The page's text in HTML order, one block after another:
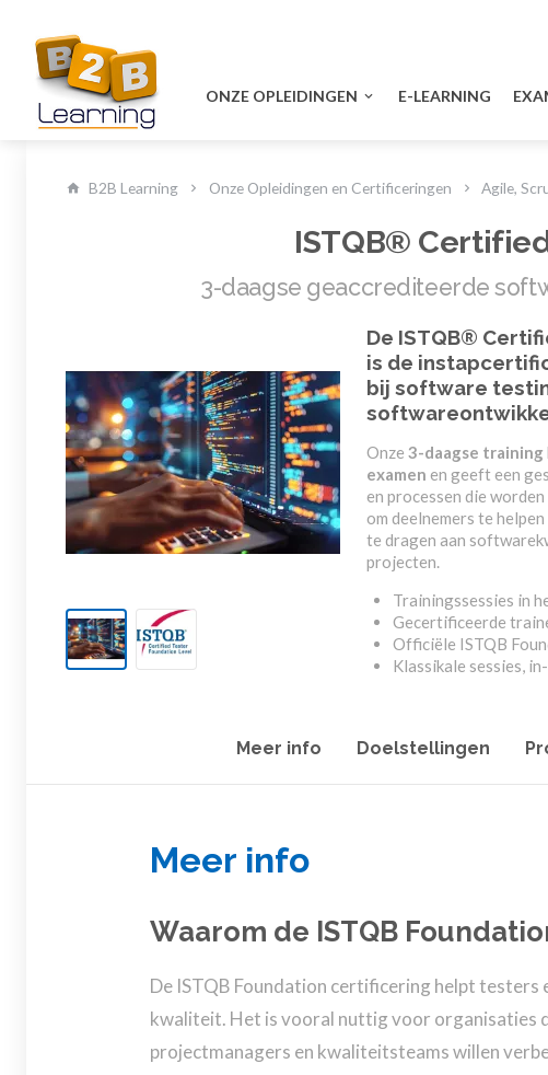
ONZE OPLEIDINGEN E-LEARNING
B2B Learning Onze Opleidingen en Certificeringen Agile,
ISTQB®
3-daagse geaccrediteerde
De ISTQB®
is de
bij software
Onze 3-daagse training
examen en geeft een
en processen die
om deelnemers te helpen
te dragen aan
projecten.
Trainingssessies in
Gecertificeerde
Officiële ISTQB
Klassikale sessies,
Meer info Doelstellingen
Meer info
Waarom de ISTQB
De ISTQB Foundation certificering helpt
kwaliteit. Het is vooral nuttig voor organisaties
projectmanagers en kwaliteitsteams willen